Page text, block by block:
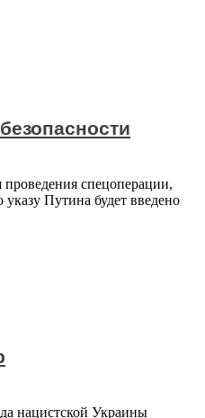
спецоперации,
Путина будет введено
нацистской Украины